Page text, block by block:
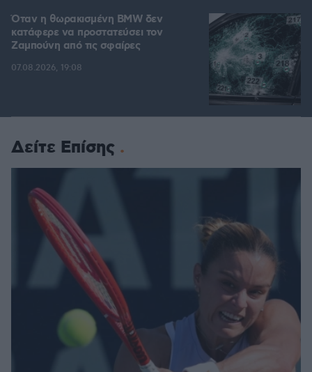
Όταν η θωρακισμένη BMW δεν
κατάφερε να προστατεύσει τον
Ζαμπούνη από τις σφαίρες
07.08.2026, 19:08
Δείτε Επίσης